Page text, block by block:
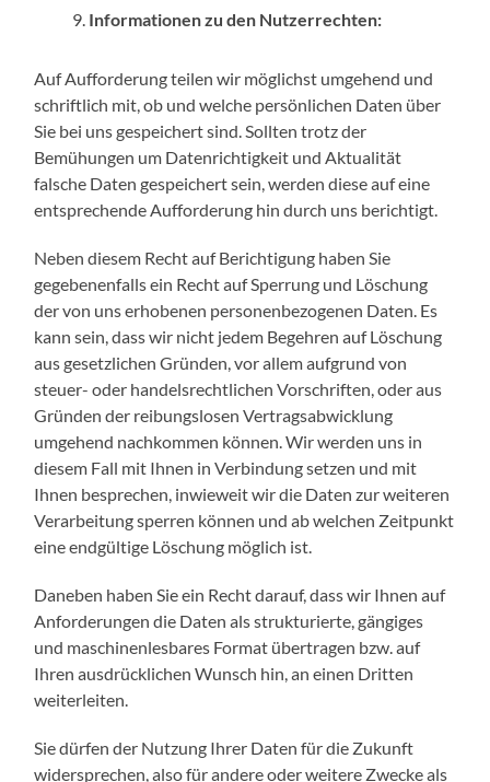
Informationen zu den Nutzerrechten:
Auf Aufforderung teilen wir möglichst umgehend und
schriftlich mit, ob und welche persönlichen Daten über
Sie bei uns gespeichert sind. Sollten trotz der
Bemühungen um Datenrichtigkeit und Aktualität
falsche Daten gespeichert sein, werden diese auf eine
entsprechende Aufforderung hin durch uns berichtigt.
Neben diesem Recht auf Berichtigung haben Sie
gegebenenfalls ein Recht auf Sperrung und Löschung
der von uns erhobenen personenbezogenen Daten. Es
kann sein, dass wir nicht jedem Begehren auf Löschung
aus gesetzlichen Gründen, vor allem aufgrund von
steuer- oder handelsrechtlichen Vorschriften, oder aus
Gründen der reibungslosen Vertragsabwicklung
umgehend nachkommen können. Wir werden uns in
diesem Fall mit Ihnen in Verbindung setzen und mit
Ihnen besprechen, inwieweit wir die Daten zur weiteren
Verarbeitung sperren können und ab welchen Zeitpunkt
eine endgültige Löschung möglich ist.
Daneben haben Sie ein Recht darauf, dass wir Ihnen auf
Anforderungen die Daten als strukturierte, gängiges
und maschinenlesbares Format übertragen bzw. auf
Ihren ausdrücklichen Wunsch hin, an einen Dritten
weiterleiten.
Sie dürfen der Nutzung Ihrer Daten für die Zukunft
widersprechen, also für andere oder weitere Zwecke als